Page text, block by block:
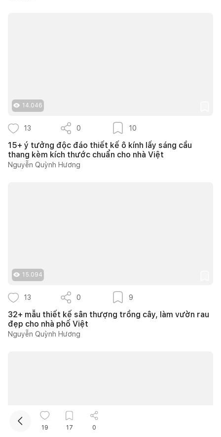
14.046
13 0 10
15+ ý tưởng độc đáo thiết kế ô kính lấy sáng cầu
thang kèm kích thước chuẩn cho nhà Việt
Nguyễn Quỳnh Hương
15.094
13 0 9
32+ mẫu thiết kế sân thượng trồng cây, làm vườn rau
đẹp cho nhà phố Việt
Nguyễn Quỳnh Hương
19 17 0
Kết nối thiết kế, thi công